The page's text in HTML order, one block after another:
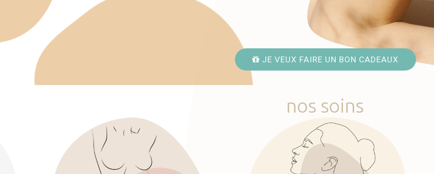
JE VEUX FAIRE UN BON CADEAUX
nos soins